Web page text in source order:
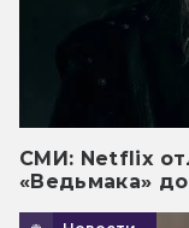
СМИ: Netflix
«Ведьмака»